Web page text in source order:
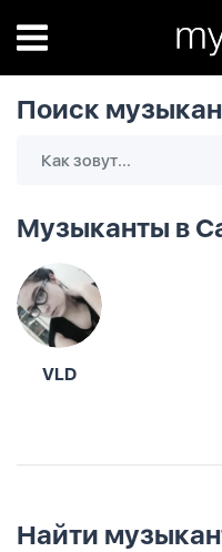
Поиск
Музыканты в
VLD
Найти